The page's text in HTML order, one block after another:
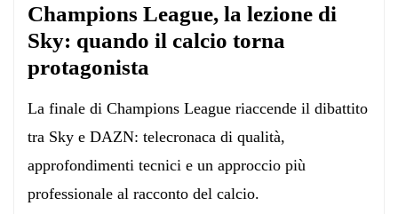
Champions League, la lezione di
Sky: quando il calcio torna
protagonista
La finale di Champions League riaccende il dibattito
tra Sky e DAZN: telecronaca di qualità,
approfondimenti tecnici e un approccio più
professionale al racconto del calcio.